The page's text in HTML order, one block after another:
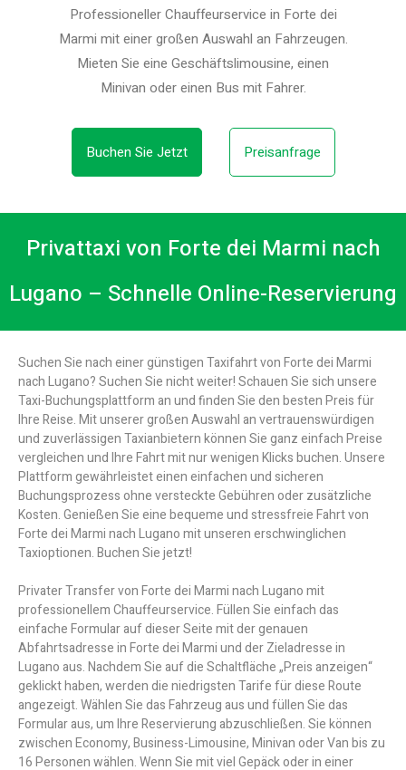
Professioneller Chauffeurservice in Forte dei
Marmi mit einer großen Auswahl an Fahrzeugen.
Mieten Sie eine Geschäftslimousine, einen
Minivan oder einen Bus mit Fahrer.
Buchen Sie Jetzt Preisanfrage
Privattaxi von Forte dei Marmi nach
Lugano – Schnelle Online-Reservierung
Suchen Sie nach einer günstigen Taxifahrt von Forte dei Marmi
nach Lugano? Suchen Sie nicht weiter! Schauen Sie sich unsere
Taxi-Buchungsplattform an und finden Sie den besten Preis für
Ihre Reise. Mit unserer großen Auswahl an vertrauenswürdigen
und zuverlässigen Taxianbietern können Sie ganz einfach Preise
vergleichen und Ihre Fahrt mit nur wenigen Klicks buchen. Unsere
Plattform gewährleistet einen einfachen und sicheren
Buchungsprozess ohne versteckte Gebühren oder zusätzliche
Kosten. Genießen Sie eine bequeme und stressfreie Fahrt von
Forte dei Marmi nach Lugano mit unseren erschwinglichen
Taxioptionen. Buchen Sie jetzt!
Privater Transfer von Forte dei Marmi nach Lugano mit
professionellem Chauffeurservice. Füllen Sie einfach das
einfache Formular auf dieser Seite mit der genauen
Abfahrtsadresse in Forte dei Marmi und der Zieladresse in
Lugano aus. Nachdem Sie auf die Schaltfläche „Preis anzeigen“
geklickt haben, werden die niedrigsten Tarife für diese Route
angezeigt. Wählen Sie das Fahrzeug aus und füllen Sie das
Formular aus, um Ihre Reservierung abzuschließen. Sie können
zwischen Economy, Business-Limousine, Minivan oder Van bis zu
16 Personen wählen. Wenn Sie mit viel Gepäck oder in einer